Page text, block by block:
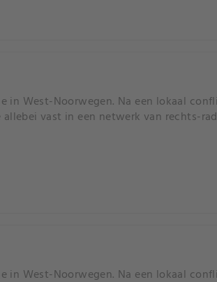
in West-Noorwegen. Na een lokaal
vast in een netwerk van rechts-
in West-Noorwegen. Na een lokaal